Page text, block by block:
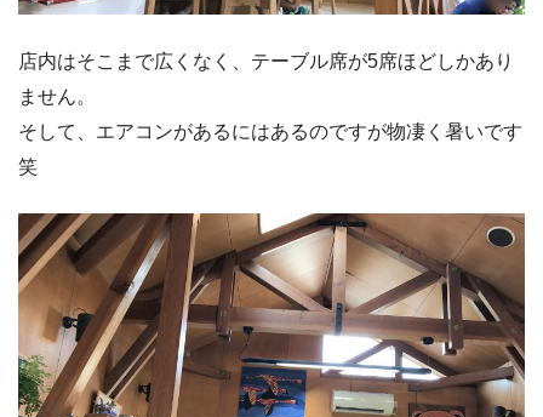
店内はそこまで広くなく、テーブル席が5席ほどしかあり
ません。
そして、エアコンがあるにはあるのですが物凄く暑いです
笑